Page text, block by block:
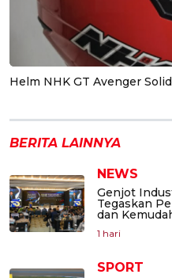
Helm NHK GT Avenger
BERITA LAINNYA
NEWS
Genjot
Tegaskan
dan
1 hari
SPORT